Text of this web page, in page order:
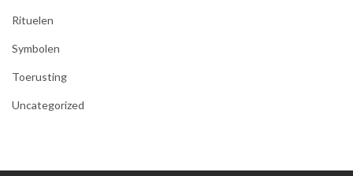
Rituelen
Symbolen
Toerusting
Uncategorized